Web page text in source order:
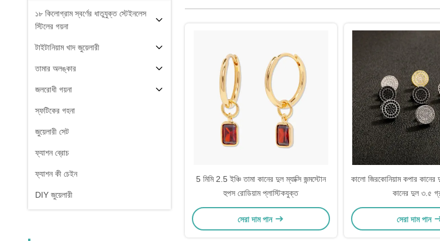
১৮ কিলোগ্রাম স্বর্ণের ধাতুযুক্ত স্টেইনলেস
স্টিলের গয়না
টাইটানিয়াম খাদ জুয়েলারী
তামার অলঙ্কার
জলরোধী গয়না
স্ফটিকের গহনা
জুয়েলারী সেট
ফ্যাশন ব্রোচ
ফ্যাশন কী চেইন
DIY জুয়েলারী
5 মিমি 2.5 ইঞ্চি তামা কানের দুল ম্যাক্সি জন্মস্টোন
হুপস রোডিয়াম প্লাস্টিকযুক্ত
সেরা দাম পান
কালো জিরকোনিয়াম কপার কানের
কানের দুল ৩.৫
সেরা দাম পান